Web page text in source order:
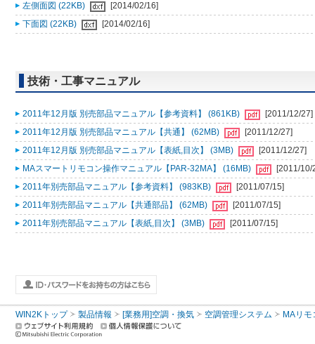
左側面図 (22KB)
[2014/02/16]
下面図 (22KB)
[2014/02/16]
技術・工事マニュアル
2011年12月版 別売部品マニュアル【参考資料】 (861KB)
[2011/12/27]
2011年12月版 別売部品マニュアル【共通】 (62MB)
[2011/12/27]
2011年12月版 別売部品マニュアル【表紙,目次】 (3MB)
[2011/12/27]
MAスマートリモコン操作マニュアル【PAR-32MA】 (16MB)
[2011/10/
2011年別売部品マニュアル【参考資料】 (983KB)
[2011/07/15]
2011年別売部品マニュアル【共通部品】 (62MB)
[2011/07/15]
2011年別売部品マニュアル【表紙,目次】 (3MB)
[2011/07/15]
WIN2Kトップ 製品情報 [業務用]空調・換気 空調管理システム MAリモ